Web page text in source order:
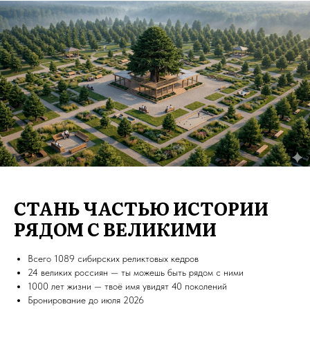
СТАНЬ ЧАСТЬЮ ИСТОРИИ
РЯДОМ С ВЕЛИКИМИ
Всего 1089 сибирских реликтовых кедров
24 великих россиян — ты можешь быть рядом с ними
1000 лет жизни — твоё имя увидят 40 поколений
Бронирование до июля 2026